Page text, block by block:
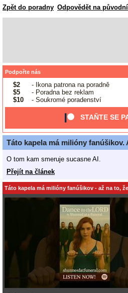
Zpět do poradny Odpovědět na
Podpořte nás
$2
- Ikona patrona na poradně
$5
- Poradna bez reklam
$10
- Soukromé poradenství
STAŇTE SE
Táto kapela má milióny fanúšikov.
O tom kam smeruje sucasne AI.
Přejít na článek
Táto kapela má milióny fanúšikov - až na to,